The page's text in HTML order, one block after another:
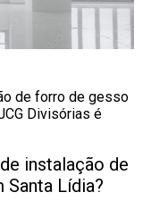
de forro de gesso
Divisórias é
instalação de
Lídia?